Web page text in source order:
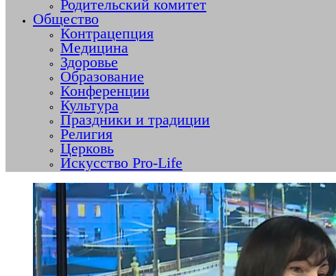
Родительский комитет
Общество
Контрацепция
Медицина
Здоровье
Образование
Конференции
Культура
Праздники и традиции
Религия
Церковь
Искусство Pro-Life